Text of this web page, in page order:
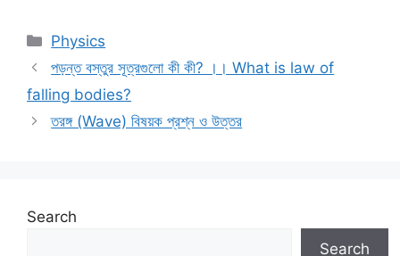
Categories
Physics
পড়ন্ত বস্তুর সূত্রগুলো কী কী? ।। What is law of
falling bodies?
তরঙ্গ (Wave) বিষয়ক প্রশ্ন ও উত্তর
Search
Search